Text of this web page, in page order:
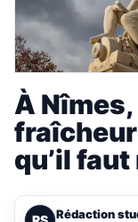
À
fraîcheur
qu’il
Rédaction